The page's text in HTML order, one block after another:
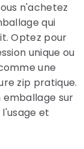
n'achetez
qui
Optez pour
unique ou
une
zip pratique.
emballage sur
et